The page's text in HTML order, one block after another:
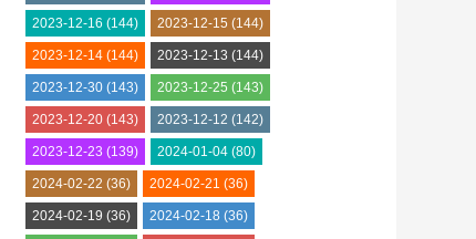
2023-12-16 (144) 2023-12-15 (144)
2023-12-14 (144) 2023-12-13 (144)
2023-12-30 (143) 2023-12-25 (143)
2023-12-20 (143) 2023-12-12 (142)
2023-12-23 (139) 2024-01-04 (80)
2024-02-22 (36) 2024-02-21 (36)
2024-02-19 (36) 2024-02-18 (36)